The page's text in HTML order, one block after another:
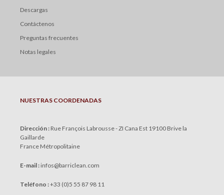
Descargas
Contáctenos
Preguntas frecuentes
Notas legales
NUESTRAS COORDENADAS
Dirección : Rue François Labrousse - ZI Cana Est 19100 Brive la
Gaillarde
France Métropolitaine
E-mail : infos@barriclean.com
Teléfono :+33 (0)5 55 87 98 11